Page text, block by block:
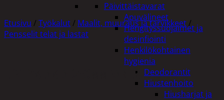
Päivittäistavarat
Apuvälineet
Hengityssuojaimet ja
desinfiointi
Henkilökohtainen
hygienia
Deodorantit
Hiustenhoito
Hiusharjat ja
Etusivu / Työkalut / Maalit, muuraus ja tarvikkeet /
Pensselit telat ja lastat
LEVITYSLASTA 250MM VANERI